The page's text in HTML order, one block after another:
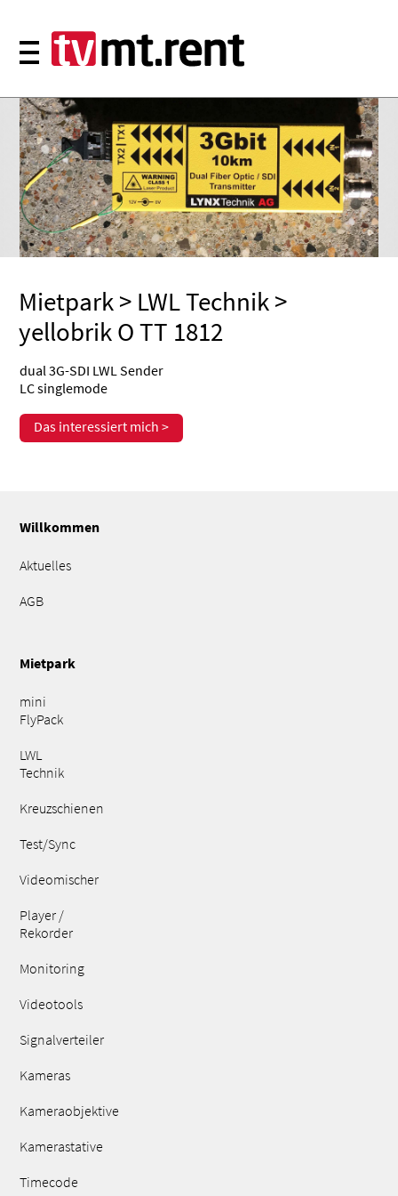
Mietpark> LWL Technik>
yellobrik O TT 1812
dual 3G-SDI LWL Sender
LC singlemode
Das interessiert mich >
Willkommen
Aktuelles
AGB
Mietpark
mini
FlyPack
LWL
Technik
Kreuzschienen
Test/Sync
Videomischer
Player /
Rekorder
Monitoring
Videotools
Signalverteiler
Kameras
Kameraobjektive
Kamerastative
Timecode